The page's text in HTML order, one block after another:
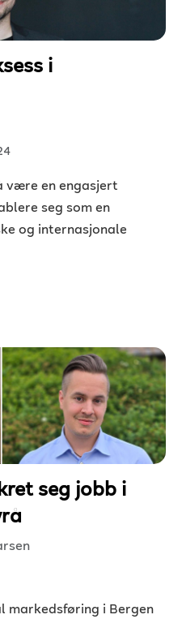
i
være en engasjert
seg som en
og internasjonale
seg jobb i
markedsføring i Bergen